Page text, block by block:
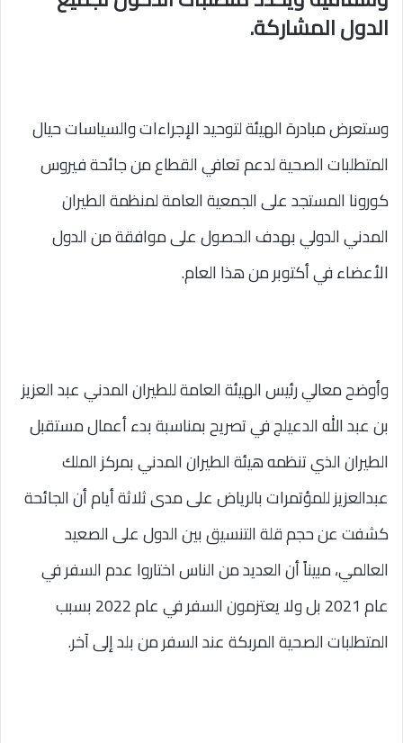
الدول المشاركة.
وستعرض مبادرة الهيئة لتوحيد الإجراءات والسياسات حيال
المتطلبات الصحية لدعم تعافي القطاع من جائحة فيروس
كورونا المستجد على الجمعية العامة لمنظمة الطيران
المدني الدولي بهدف الحصول على موافقة من الدول
الأعضاء في أكتوبر من هذا العام.
وأوضح معالي رئيس الهيئة العامة للطيران المدني عبد العزيز
بن عبد الله الدعيلج في تصريح بمناسبة بدء أعمال مستقبل
الطيران الذي تنظمه هيئة الطيران المدني بمركز الملك
عبدالعزيز للمؤتمرات بالرياض على مدى ثلاثة أيام أن الجائحة
كشفت عن حجم قلة التنسيق بين الدول على الصعيد
العالمي، مبيناً أن العديد من الناس اختاروا عدم السفر في
عام 2021 بل ولا يعتزمون السفر في عام 2022 بسبب
المتطلبات الصحية المربكة عند السفر من بلد إلى آخر.